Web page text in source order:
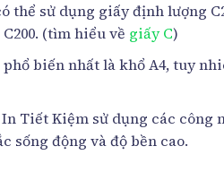
thể sử dụng giấy định lượng
(tìm hiểu về giấy C)
biến nhất là khổ A4, tuy
Tiết Kiệm sử dụng các công
sống động và độ bền cao.